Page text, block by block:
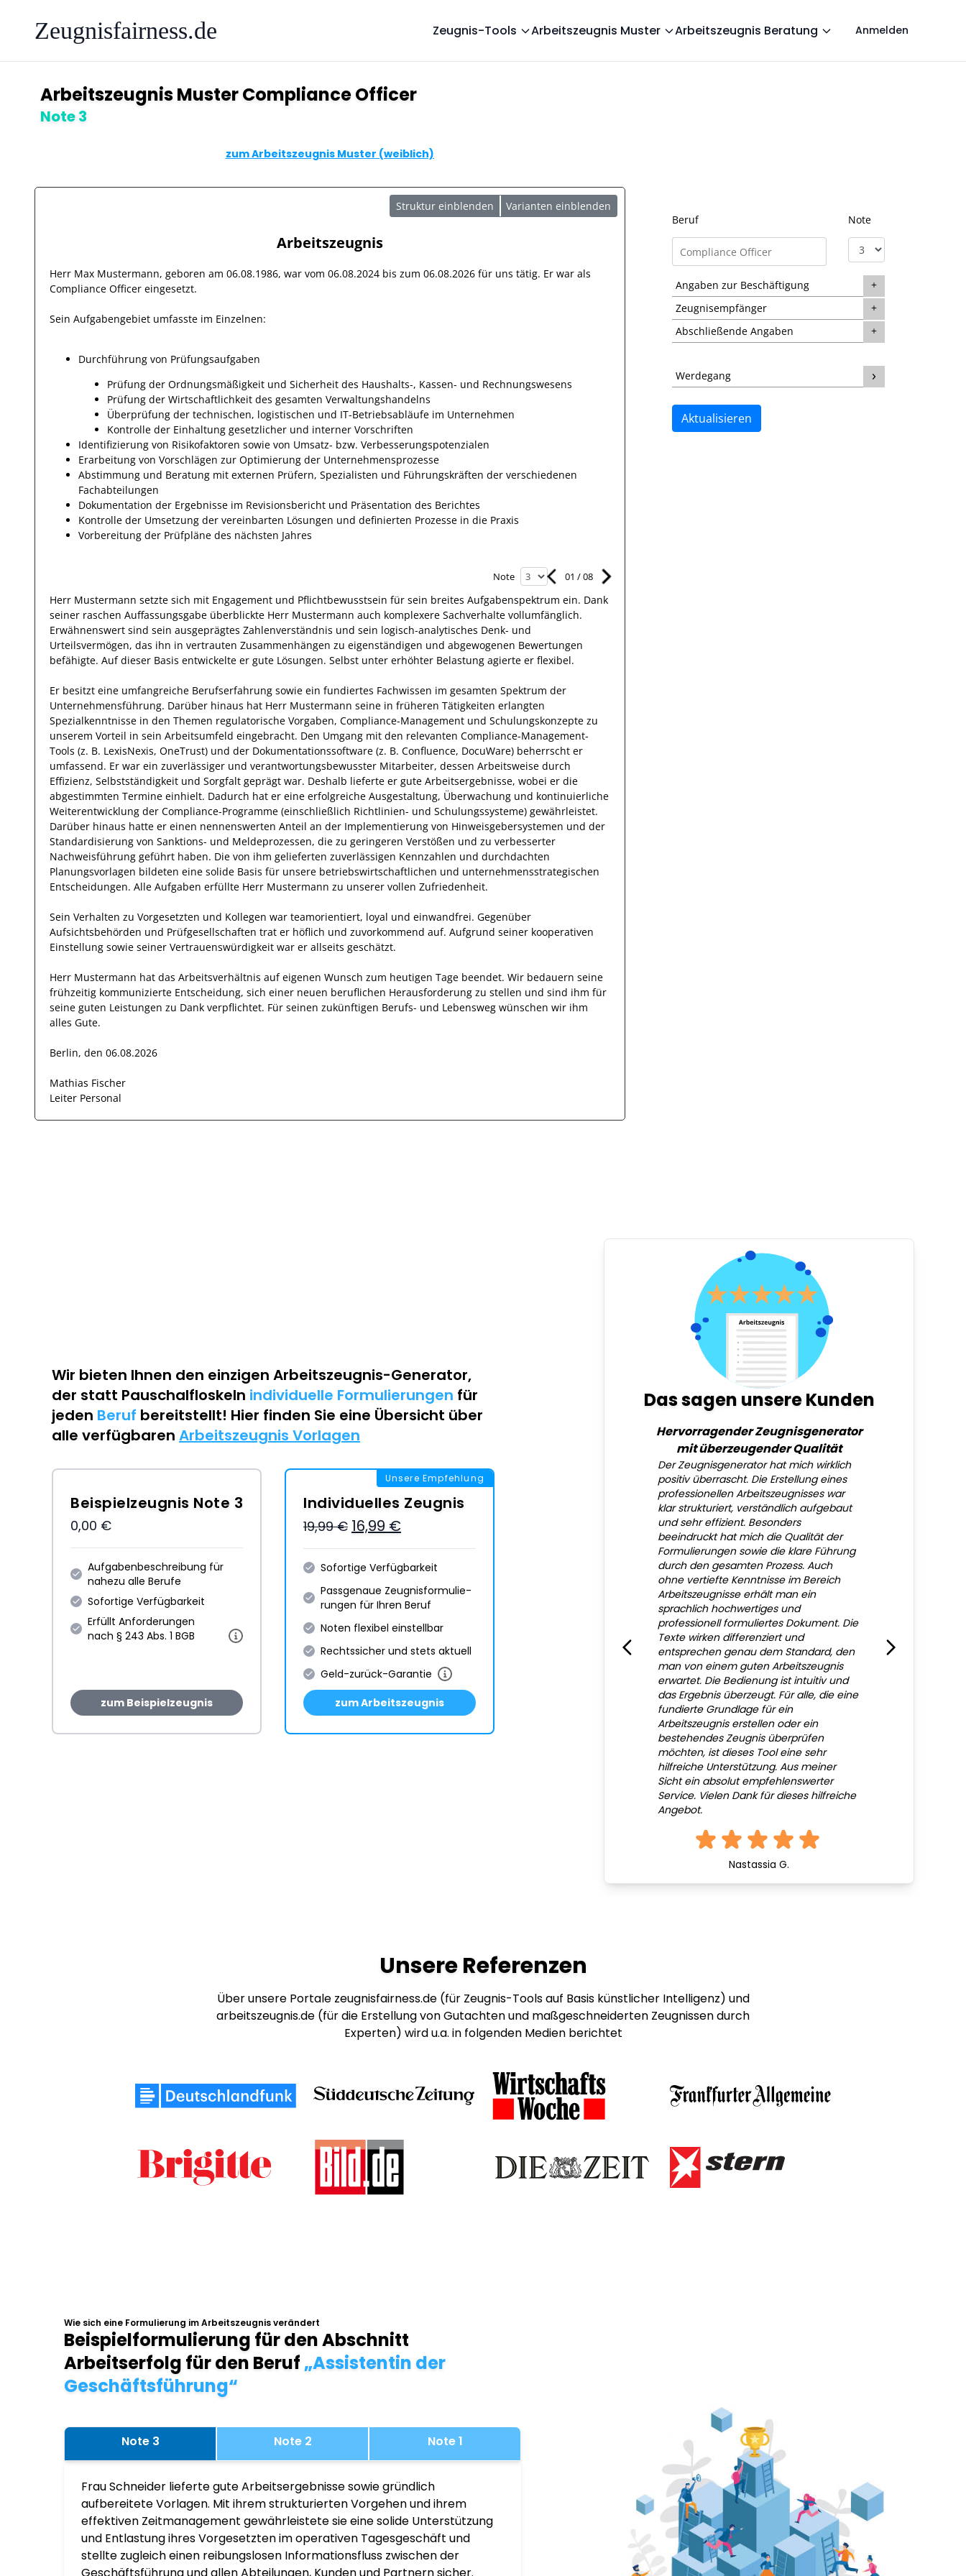
Zeugnisfairness.de Zeugnis-Tools Arbeitszeugnis Muster Arbeitszeugnis Beratung Anmelden
Arbeitszeugnis Muster Compliance Officer
Note 3
zum Arbeitszeugnis Muster (weiblich)
Struktur einblenden Varianten einblenden
Arbeitszeugnis
Herr Max Mustermann, geboren am 06.08.1986, war vom 06.08.2024 bis zum 06.08.2026 für uns tätig. Er war als
Compliance Officer eingesetzt.
Sein Aufgabengebiet umfasste im Einzelnen:
Durchführung von Prüfungsaufgaben
Prüfung der Ordnungsmäßigkeit und Sicherheit des Haushalts-, Kassen- und Rechnungswesens
Prüfung der Wirtschaftlichkeit des gesamten Verwaltungshandelns
Überprüfung der technischen, logistischen und IT-Betriebsabläufe im Unternehmen
Kontrolle der Einhaltung gesetzlicher und interner Vorschriften
Identifizierung von Risikofaktoren sowie von Umsatz- bzw. Verbesserungspotenzialen
Erarbeitung von Vorschlägen zur Optimierung der Unternehmensprozesse
Abstimmung und Beratung mit externen Prüfern, Spezialisten und Führungskräften der verschiedenen
Fachabteilungen
Dokumentation der Ergebnisse im Revisionsbericht und Präsentation des Berichtes
Kontrolle der Umsetzung der vereinbarten Lösungen und definierten Prozesse in die Praxis
Vorbereitung der Prüfpläne des nächsten Jahres
Note 01 /08
Herr Mustermann setzte sich mit Engagement und Pflichtbewusstsein für sein breites Aufgabenspektrum ein. Dank
seiner raschen Auffassungsgabe überblickte Herr Mustermann auch komplexere Sachverhalte vollumfänglich.
Erwähnenswert sind sein ausgeprägtes Zahlenverständnis und sein logisch-analytisches Denk- und
Urteilsvermögen, das ihn in vertrauten Zusammenhängen zu eigenständigen und abgewogenen Bewertungen
befähigte. Auf dieser Basis entwickelte er gute Lösungen. Selbst unter erhöhter Belastung agierte er flexibel.
Er besitzt eine umfangreiche Berufserfahrung sowie ein fundiertes Fachwissen im gesamten Spektrum der
Unternehmensführung. Darüber hinaus hat Herr Mustermann seine in früheren Tätigkeiten erlangten
Spezialkenntnisse in den Themen regulatorische Vorgaben, Compliance-Management und Schulungskonzepte zu
unserem Vorteil in sein Arbeitsumfeld eingebracht. Den Umgang mit den relevanten Compliance-Management-
Tools (z. B. LexisNexis, OneTrust) und der Dokumentationssoftware (z. B. Confluence, DocuWare) beherrscht er
umfassend. Er war ein zuverlässiger und verantwortungsbewusster Mitarbeiter, dessen Arbeitsweise durch
Effizienz, Selbstständigkeit und Sorgfalt geprägt war. Deshalb lieferte er gute Arbeitsergebnisse, wobei er die
abgestimmten Termine einhielt. Dadurch hat er eine erfolgreiche Ausgestaltung, Überwachung und kontinuierliche
Weiterentwicklung der Compliance-Programme (einschließlich Richtlinien- und Schulungssysteme) gewährleistet.
Darüber hinaus hatte er einen nennenswerten Anteil an der Implementierung von Hinweisgebersystemen und der
Standardisierung von Sanktions- und Meldeprozessen, die zu geringeren Verstößen und zu verbesserter
Nachweisführung geführt haben. Die von ihm gelieferten zuverlässigen Kennzahlen und durchdachten
Planungsvorlagen bildeten eine solide Basis für unsere betriebswirtschaftlichen und unternehmensstrategischen
Entscheidungen. Alle Aufgaben erfüllte Herr Mustermann zu unserer vollen Zufriedenheit.
Sein Verhalten zu Vorgesetzten und Kollegen war teamorientiert, loyal und einwandfrei. Gegenüber
Aufsichtsbehörden und Prüfgesellschaften trat er höflich und zuvorkommend auf. Aufgrund seiner kooperativen
Einstellung sowie seiner Vertrauenswürdigkeit war er allseits geschätzt.
Herr Mustermann hat das Arbeitsverhältnis auf eigenen Wunsch zum heutigen Tage beendet. Wir bedauern seine
frühzeitig kommunizierte Entscheidung, sich einer neuen beruflichen Herausforderung zu stellen und sind ihm für
seine guten Leistungen zu Dank verpflichtet. Für seinen zukünftigen Berufs- und Lebensweg wünschen wir ihm
alles Gute.
Berlin, den 06.08.2026
Mathias Fischer
Leiter Personal
Beruf Note
Angaben zur Beschäftigung
Zeugnisempfänger
Abschließende Angaben
Werdegang
Aktualisieren
Wir bieten Ihnen den einzigen Arbeitszeugnis-Generator,
der statt Pauschalfloskeln individuelle Formulierungen für
jeden Beruf bereitstellt! Hier finden Sie eine Übersicht über
alle verfügbaren Arbeitszeugnis Vorlagen
Beispielzeugnis Note 3
0,00 €
Aufgabenbeschreibung für
nahezu alle Berufe
Sofortige Verfügbarkeit
Erfüllt Anforderungen
nach § 243 Abs. 1 BGB
zum Beispielzeugnis
Unsere Empfehlung
Individuelles Zeugnis
19,99 € 16,99 €
Sofortige Verfügbarkeit
Passgenaue Zeugnis­formulie­
rungen für Ihren Beruf
Noten flexibel einstellbar
Rechtssicher und stets aktuell
Geld-zurück-Garantie
zum Arbeitszeugnis
Das sagen unsere Kunden
Hervorragender Zeugnisgenerator
mit überzeugender Qualität
Der Zeugnisgenerator hat mich wirklich
positiv überrascht. Die Erstellung eines
professionellen Arbeitszeugnisses war
klar strukturiert, verständlich aufgebaut
und sehr effizient. Besonders
beeindruckt hat mich die Qualität der
Formulierungen sowie die klare Führung
durch den gesamten Prozess. Auch
ohne vertiefte Kenntnisse im Bereich
Arbeitszeugnisse erhält man ein
sprachlich hochwertiges und
professionell formuliertes Dokument. Die
Texte wirken differenziert und
entsprechen genau dem Standard, den
man von einem guten Arbeitszeugnis
erwartet. Die Bedienung ist intuitiv und
das Ergebnis überzeugt. Für alle, die eine
fundierte Grundlage für ein
Arbeitszeugnis erstellen oder ein
bestehendes Zeugnis überprüfen
möchten, ist dieses Tool eine sehr
hilfreiche Unterstützung. Aus meiner
Sicht ein absolut empfehlenswerter
Service. Vielen Dank für dieses hilfreiche
Angebot.
Nastassia G.
Unsere Referenzen
Über unsere Portale zeugnisfairness.de (für Zeugnis-Tools auf Basis künstlicher Intelligenz) und
arbeitszeugnis.de (für die Erstellung von Gutachten und maßgeschneiderten Zeugnissen durch
Experten) wird u.a. in folgenden Medien berichtet
Wie sich eine Formulierung im Arbeitszeugnis verändert
Beispielformulierung für den Abschnitt
Arbeitserfolg für den Beruf „Assistentin der
Geschäftsführung“
Note 3 Note 2 Note 1
Frau Schneider lieferte gute Arbeitsergebnisse sowie gründlich
aufbereitete Vorlagen. Mit ihrem strukturierten Vorgehen und ihrem
effektiven Zeitmanagement gewährleistete sie eine solide Unterstützung
und Entlastung ihres Vorgesetzten im operativen Tagesgeschäft und
stellte zugleich einen reibungslosen Informationsfluss zwischen der